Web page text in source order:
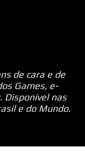
de cara e de
Games, e-
Disponível nas
e do Mundo.